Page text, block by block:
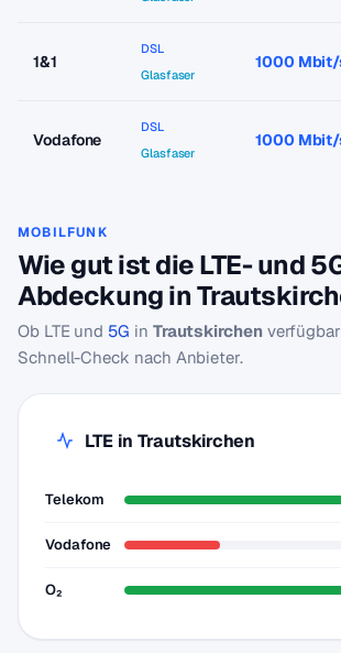
1&1
DSL
Glasfaser
1000
Vodafone
DSL
Glasfaser
1000
MOBILFUNK
Wie gut ist die LTE- und
Abdeckung in
Ob LTE und 5G in Trautskirchen
Schnell-Check nach Anbieter.
LTE in Trautskirchen
Telekom
Vodafone
O₂